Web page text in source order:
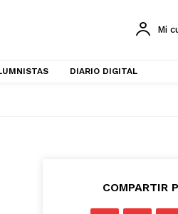
Mi
DIARIO DIGITAL
COMPARTIR